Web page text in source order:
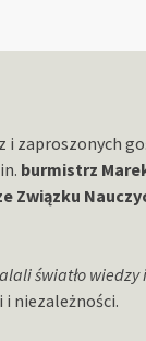
zaproszonych
burmistrz
Związku
światło
niezależności.